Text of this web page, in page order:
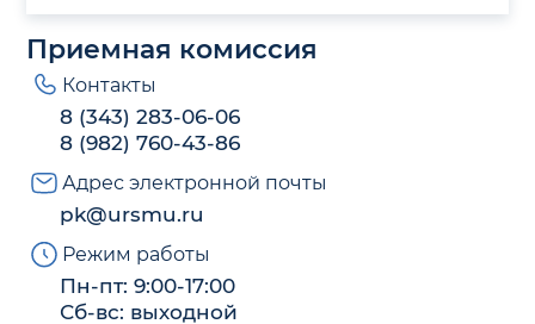
Приемная комиссия
Контакты
8 (343) 283-06-06
8 (982) 760-43-86
Адрес электронной почты
pk@ursmu.ru
Режим работы
Пн-пт: 9:00-17:00
Сб-вс: выходной